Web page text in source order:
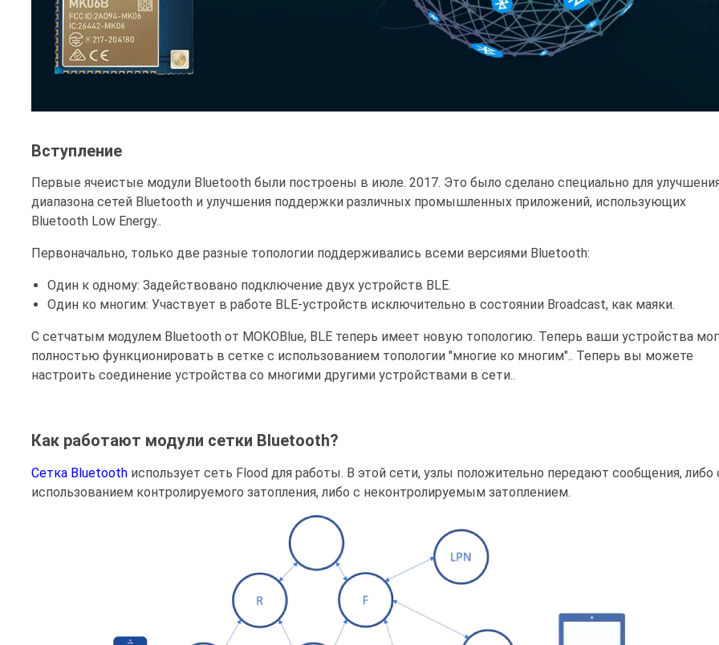
Вступление
Первые ячеистые модули Bluetooth были построены в июле. 2017. Это было сделано специально для
диапазона сетей Bluetooth и улучшения поддержки различных промышленных приложений, использующих
Bluetooth Low Energy..
Первоначально, только две разные топологии поддерживались всеми версиями Bluetooth:
Один к одному: Задействовано подключение двух устройств BLE.
Один ко многим: Участвует в работе BLE-устройств исключительно в состоянии Broadcast, как маяки.
С сетчатым модулем Bluetooth от MOKOBlue, BLE теперь имеет новую топологию. Теперь ваши устройства
полностью функционировать в сетке с использованием топологии "многие ко многим".. Теперь вы можете
настроить соединение устройства со многими другими устройствами в сети..
Как работают модули сетки Bluetooth?
Сетка Bluetooth использует сеть Flood для работы. В этой сети, узлы положительно передают сообщения, либо
использованием контролируемого затопления, либо с неконтролируемым затоплением.